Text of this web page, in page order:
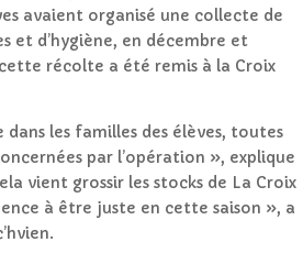
avaient organisé une collecte de
et d’hygiène, en décembre et
récolte a été remis à la Croix
les familles des élèves, toutes
par l’opération », explique
vient grossir les stocks de La Croix
à être juste en cette saison », a